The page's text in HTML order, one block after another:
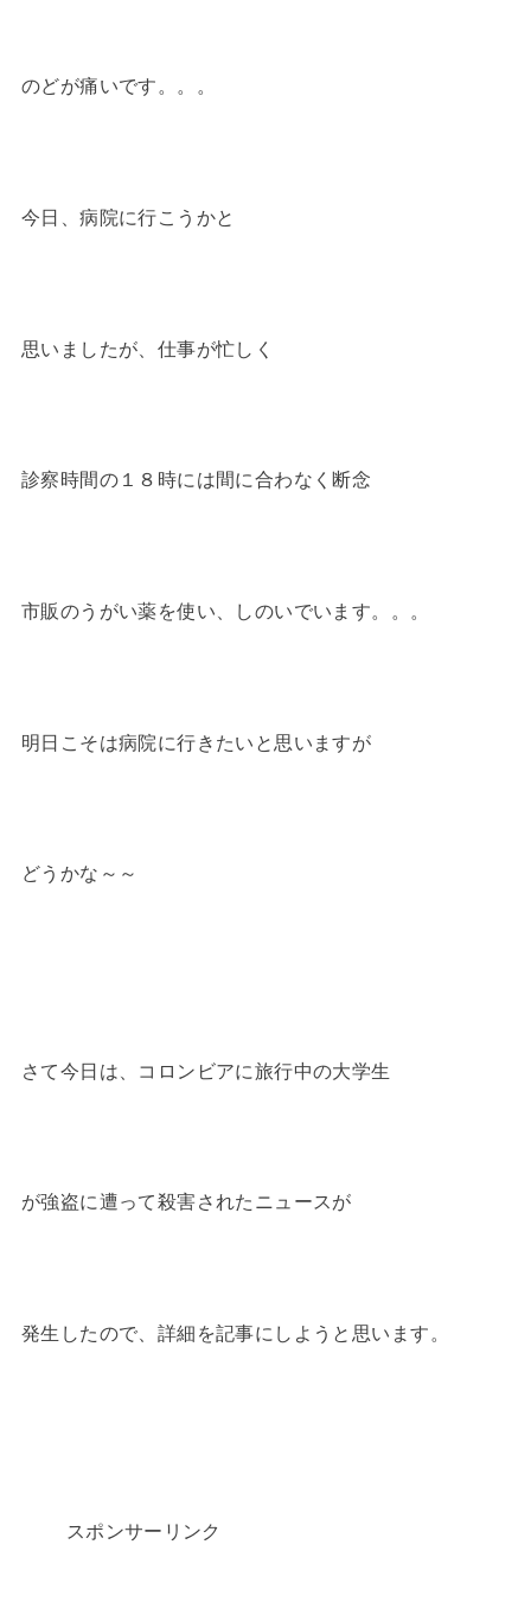
のどが痛いです。。。
今日、病院に行こうかと
思いましたが、仕事が忙しく
診察時間の１８時には間に合わなく断念
市販のうがい薬を使い、しのいでいます。。。
明日こそは病院に行きたいと思いますが
どうかな～～
さて今日は、コロンビアに旅行中の大学生
が強盗に遭って殺害されたニュースが
発生したので、詳細を記事にしようと思います。
スポンサーリンク